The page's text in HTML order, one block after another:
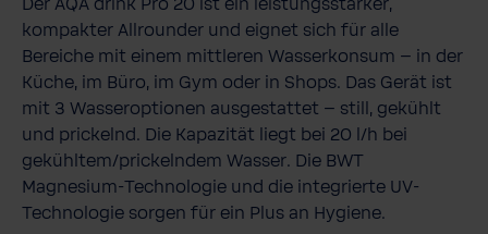
kompakter Allrounder und eignet sich für alle
Bereiche mit einem mittleren Wasserkonsum – in der
Küche, im Büro, im Gym oder in Shops. Das Gerät ist
mit 3 Wasseroptionen ausgestattet – still, gekühlt
und prickelnd. Die Kapazität liegt bei 20 l/h bei
gekühltem/prickelndem Wasser. Die BWT
Magnesium-​Technologie und die integrierte UV-​
Technologie sorgen für ein Plus an Hygiene.